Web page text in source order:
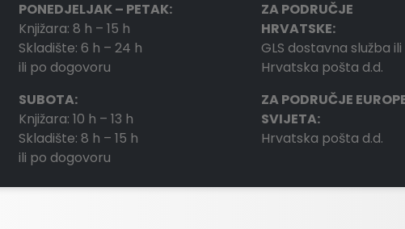
PONEDJELJAK – PETAK:
Knjižara: 8 h – 15 h
Skladište: 6 h – 24 h
ili po dogovoru
SUBOTA:
Knjižara: 10 h – 13 h
Skladište: 8 h – 15 h
ili po dogovoru
ZA PODRUČJE
HRVATSKE:
GLS dostavna služba ili
Hrvatska pošta d.d.
ZA PODRUČJE
SVIJETA:
Hrvatska pošta d.d.